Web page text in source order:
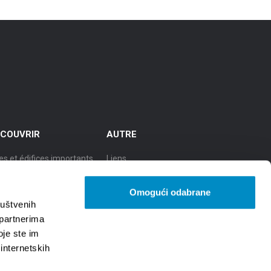
ste im
Omogući odabrane
et édifices importants
de culture
de la gastronomie
de la beauté naturelle
AUTRE
Liens